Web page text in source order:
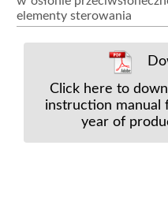
elementy sterowania
Click here to
instruction manual
year of